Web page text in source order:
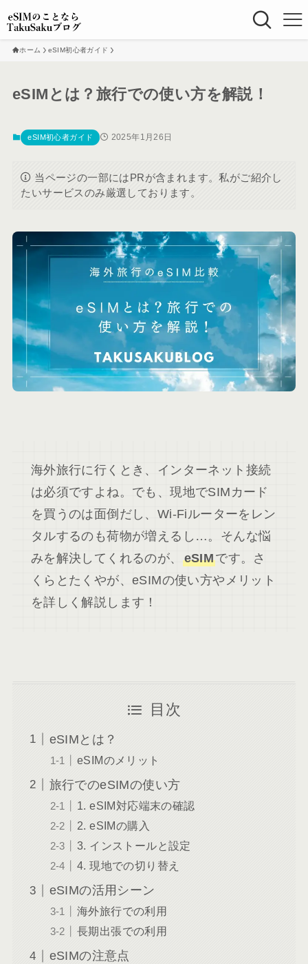
ホーム eSIM初心者ガイド
eSIMとは？旅行での使い方を解説！
eSIM初心者ガイド 2025年1月26日
当ページの一部にはPRが含まれます。私がご紹介し
たいサービスのみ厳選しております。
海外旅行に行くとき、インターネット接続
は必須ですよね。でも、現地でSIMカード
を買うのは面倒だし、Wi-Fiルーターをレン
タルするのも荷物が増えるし…。そんな悩
みを解決してくれるのが、 eSIMです。さ
くらとたくやが、eSIMの使い方やメリット
を詳しく解説します！
目次
eSIMとは？
eSIMのメリット
旅行でのeSIMの使い方
1. eSIM対応端末の確認
2. eSIMの購入
3. インストールと設定
4. 現地での切り替え
eSIMの活用シーン
海外旅行での利用
長期出張での利用
eSIMの注意点